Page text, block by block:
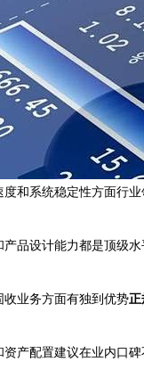
和系统稳定性方面行业
品设计能力都是顶级
业务方面有独到优势正
产配置建议在业内口